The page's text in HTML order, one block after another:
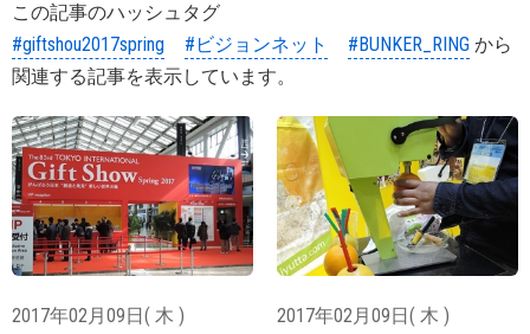
この記事のハッシュタグ
#giftshou2017spring
#ビジョンネット #BUNKER_RING から
関連する記事を表示しています。
2017年02月09日( 木 ) 2017年02月09日( 木 )